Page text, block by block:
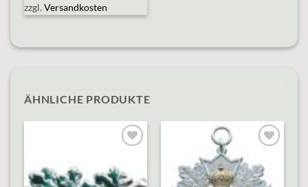
zzgl.Versandkosten
ÄHNLICHE PRODUKTE
wishlist
wishlist